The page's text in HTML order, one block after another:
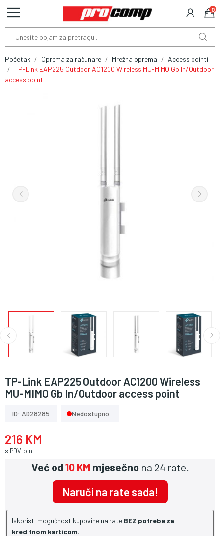
0
Početak Oprema za računare Mrežna oprema
Access pointi
TP-Link EAP225 Outdoor AC1200 Wireless MU-MIMO Gb In/Outdoor
access point
TP-Link EAP225 Outdoor AC1200 Wireless
MU-MIMO Gb In/Outdoor access point
ID: AD28285 Nedostupno
216 KM
s PDV-om
Već od10 KM mjesečno na 24 rate.
Naruči na rate sada!
Iskoristi mogućnost kupovine na rate BEZ potrebe za
kreditnom karticom.